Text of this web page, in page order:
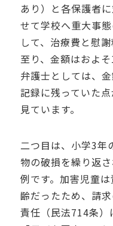
あり）と各保護者
せて学校へ重大事
して、治療費と慰
至り、金額はおよ
弁護士としては、
記録に残っていた
見ています。
二つ目は、小学3年
物の破損を繰り返
例です。加害児童
齢だったため、請
責任（民法714条）